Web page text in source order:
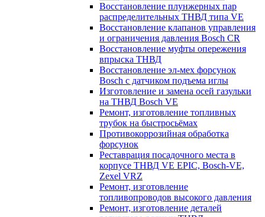
Восстановление плунжерных пар
распределительных ТНВД типа VE
Восстановление клапанов управления
и ограничения давления Bosch CR
Восстановление муфты опережения
впрыска ТНВД
Восстановление эл-мех форсунок
Bosch с датчиком подъема иглы
Изготовление и замена осей газульки
на ТНВД Bosch VE
Ремонт, изготовление топливных
трубок на быстросьёмах
Противокоррозийная обработка
форсунок
Реставрация посадочного места в
корпусе ТНВД VE EPIC, Bosch-VE,
Zexel VRZ
Ремонт, изготовление
топливопроводов высокого давления
Ремонт, изготовление деталей